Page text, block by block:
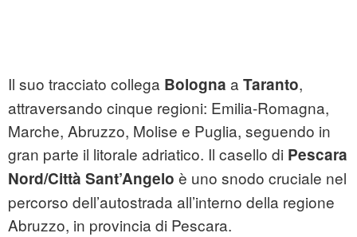
Il suo tracciato collega Bologna a Taranto,
attraversando cinque regioni: Emilia-Romagna,
Marche, Abruzzo, Molise e Puglia, seguendo in
gran parte il litorale adriatico. Il casello di Pescara
Nord/Città Sant’Angelo è uno snodo cruciale nel
percorso dell’autostrada all’interno della regione
Abruzzo, in provincia di Pescara.